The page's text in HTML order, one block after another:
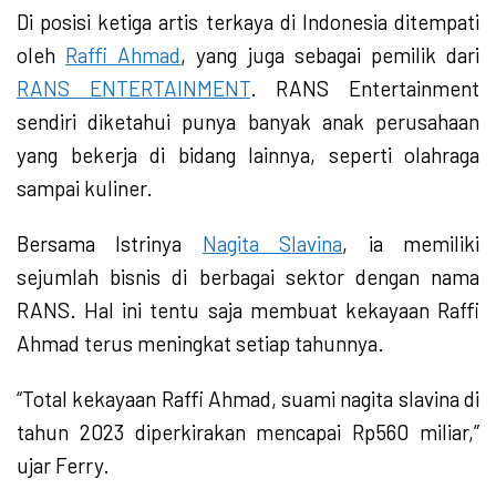
Di posisi ketiga artis terkaya di Indonesia ditempati
oleh Raffi Ahmad, yang juga sebagai pemilik dari
RANS ENTERTAINMENT. RANS Entertainment
sendiri diketahui punya banyak anak perusahaan
yang bekerja di bidang lainnya, seperti olahraga
sampai kuliner.
Bersama Istrinya Nagita Slavina, ia memiliki
sejumlah bisnis di berbagai sektor dengan nama
RANS. Hal ini tentu saja membuat kekayaan Raffi
Ahmad terus meningkat setiap tahunnya.
“Total kekayaan Raffi Ahmad, suami nagita slavina di
tahun 2023 diperkirakan mencapai Rp560 miliar,”
ujar Ferry.